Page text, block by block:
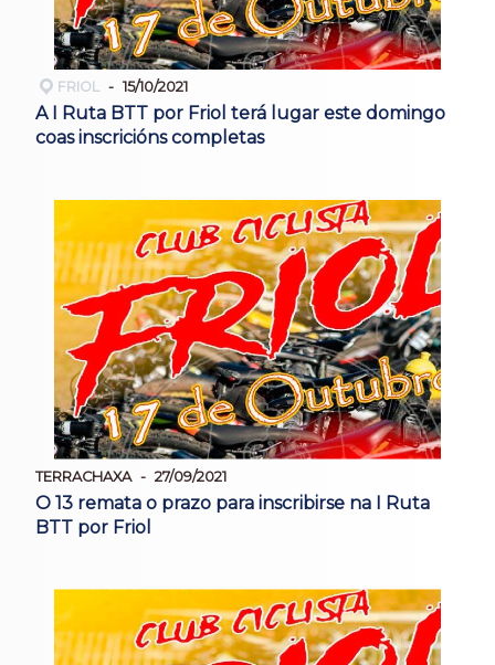
FRIOL 15/10/2021
A I Ruta BTT por Friol terá lugar este domingo
coas inscricións completas
TERRACHAXA 27/09/2021
O 13 remata o prazo para inscribirse na I Ruta
BTT por Friol